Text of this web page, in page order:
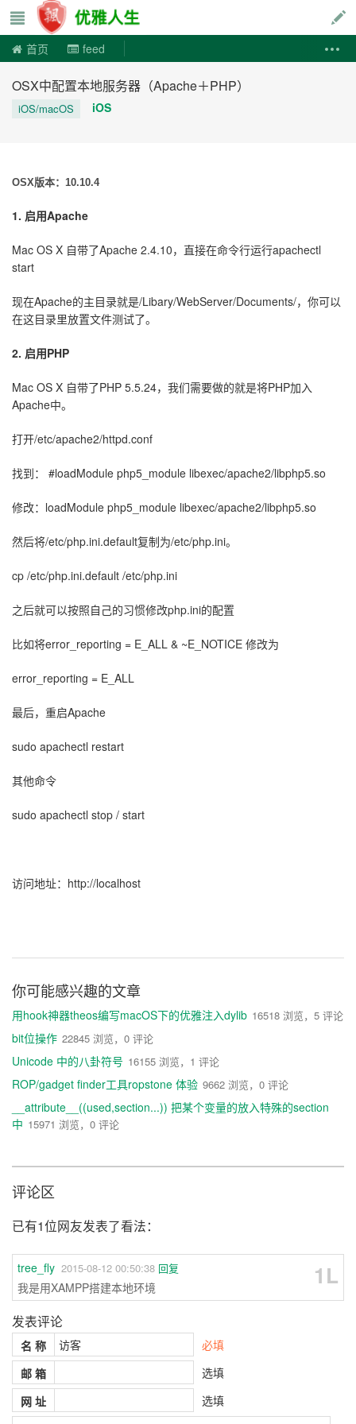
首页 feed
OSX中配置本地服务器（Apache＋PHP）
iOS/macOS iOS
OSX版本：10.10.4
1. 启用Apache
Mac OS X 自带了Apache 2.4.10，直接在命令行运行apachectl
start
现在Apache的主目录就是/Libary/WebServer/Documents/，你可以
在这目录里放置文件测试了。
2. 启用PHP
Mac OS X 自带了PHP 5.5.24，我们需要做的就是将PHP加入
Apache中。
打开/etc/apache2/httpd.conf
找到： #loadModule php5_module libexec/apache2/libphp5.so
修改：loadModule php5_module libexec/apache2/libphp5.so
然后将/etc/php.ini.default复制为/etc/php.ini。
cp /etc/php.ini.default /etc/php.ini
之后就可以按照自己的习惯修改php.ini的配置
比如将error_reporting = E_ALL & ~E_NOTICE 修改为
error_reporting = E_ALL
最后，重启Apache
sudo apachectl restart
其他命令
sudo apachectl stop / start
访问地址：http://localhost
你可能感兴趣的文章
用hook神器theos编写macOS下的优雅注入dylib 16518 浏览，5 评论
bit位操作 22845 浏览，0 评论
Unicode 中的八卦符号 16155 浏览，1 评论
ROP/gadget finder工具ropstone 体验 9662 浏览，0 评论
__attribute__((used,section...)) 把某个变量的放入特殊的section
中 15971 浏览，0 评论
评论区
已有1位网友发表了看法：
1L
tree_fly 2015-08-12 00:50:38 回复
我是用XAMPP搭建本地环境
发表评论
名 称
必填
邮 箱
选填
网 址
选填